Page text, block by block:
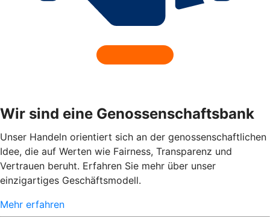
Wir sind eine Genossenschaftsbank
Unser Handeln orientiert sich an der genossenschaftlichen
Idee, die auf Werten wie Fairness, Transparenz und
Vertrauen beruht. Erfahren Sie mehr über unser
einzigartiges Geschäftsmodell.
Mehr erfahren